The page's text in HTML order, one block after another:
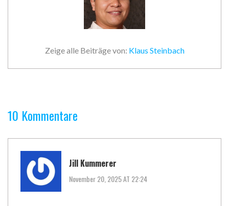
Zeige alle Beiträge von: Klaus Steinbach
10 Kommentare
Jill Kummerer
November 20, 2025 AT 22:24